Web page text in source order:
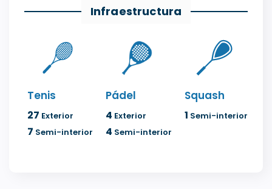
Infraestructura
Tenis
27 Exterior
7 Semi-interior
Pádel
4 Exterior
4 Semi-interior
Squash
1 Semi-interior